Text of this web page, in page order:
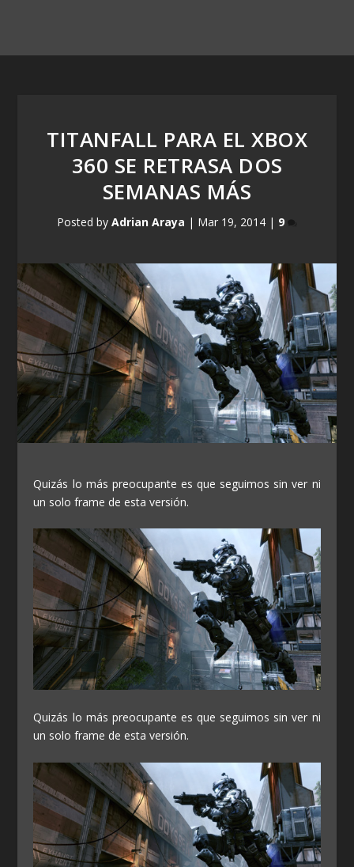
TITANFALL PARA EL XBOX
360 SE RETRASA DOS
SEMANAS MÁS
Posted by Adrian Araya | Mar 19, 2014 | 9
Quizás lo más preocupante es que seguimos sin ver ni
un solo frame de esta versión.
Quizás lo más preocupante es que seguimos sin ver ni
un solo frame de esta versión.